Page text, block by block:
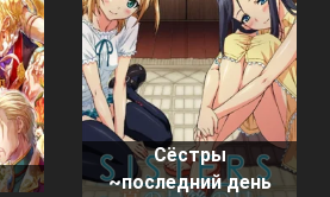
Сёстры
~последний день